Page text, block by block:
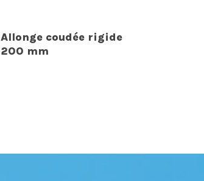
Allonge coudée rigide
200 mm